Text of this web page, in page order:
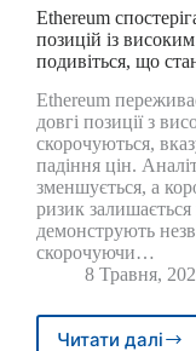
Ethereum
позицій із
подивіться, що
Ethereum
довгі позиції з
скорочуються,
падіння цін.
зменшується, а
ризик
демонструють
скорочуючи…
8 Травня,
Читати далі